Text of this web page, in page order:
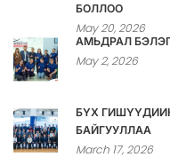
БОЛЛОО
May 20, 2026
АМЬДРАЛ
May 2, 2026
БҮХ
БАЙГУУЛЛАА
March 17, 2026